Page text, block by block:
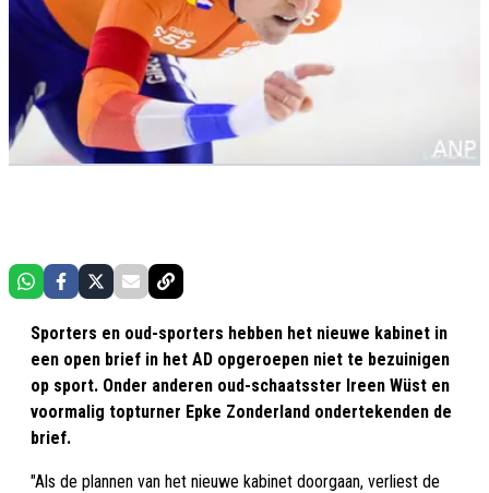
Sporters en oud-sporters hebben het nieuwe kabinet in
een open brief in het AD opgeroepen niet te bezuinigen
op sport. Onder anderen oud-schaatsster Ireen Wüst en
voormalig topturner Epke Zonderland ondertekenden de
brief.
"Als de plannen van het nieuwe kabinet doorgaan, verliest de